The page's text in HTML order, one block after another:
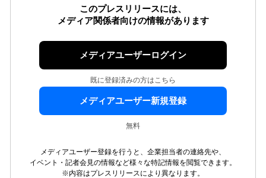
このプレスリリースには、
メディア関係者向けの情報があります
メディアユーザーログイン
既に登録済みの方はこちら
メディアユーザー新規登録
無料
メディアユーザー登録を行うと、企業担当者の連絡先や、
イベント・記者会見の情報など様々な特記情報を閲覧できます。
※内容はプレスリリースにより異なります。